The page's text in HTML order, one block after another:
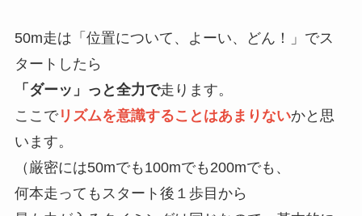
50m走は「位置について、よーい、どん！」でス
タートしたら
「 ダーッ」っと全力で走ります。
ここでリズムを意識することはあまりないかと思
います。
（厳密には50mでも100mでも200mでも、
何本走っても スタート後１歩目から